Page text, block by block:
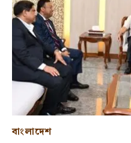
বাংলাদেশ